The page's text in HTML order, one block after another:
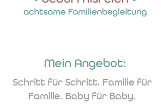
Mein Angebot:
Schritt für Schritt. Familie für
Familie. Baby für Baby.